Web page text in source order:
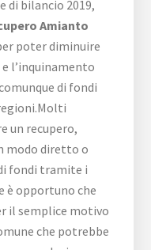
di bilancio 2019,
Amianto
poter diminuire
l’inquinamento
di fondi
un recupero,
modo diretto o
fondi tramite i
è opportuno che
il semplice motivo
che potrebbe